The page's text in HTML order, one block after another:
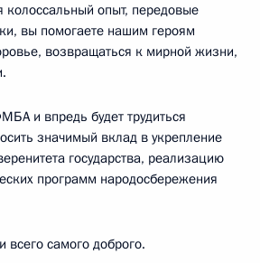
колоссальный опыт, передовые
вы помогаете нашим героям
возвращаться к мирной жизни,
и впредь будет трудиться
значимый вклад в укрепление
государства, реализацию
программ народосбережения
самого доброго.